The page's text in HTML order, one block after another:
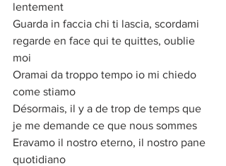
lentement
Guarda in faccia chi ti lascia, scordami
regarde en face qui te quittes, oublie
moi
Oramai da troppo tempo io mi chiedo
come stiamo
Désormais, il y a de trop de temps que
je me demande ce que nous sommes
Eravamo il nostro eterno, il nostro pane
quotidiano